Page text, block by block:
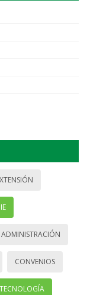
IIE
ADMINISTRACIÓN
CONVENIOS